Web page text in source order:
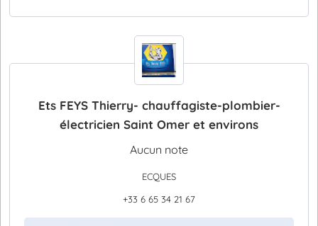
Ets FEYS Thierry- chauffagiste-plombier-
électricien Saint Omer et environs
Aucun note
ECQUES
+33 6 65 34 21 67